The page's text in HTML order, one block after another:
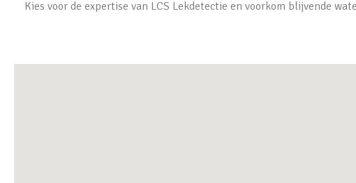
Kies voor de expertise van LCS Lekdetectie en voorkom blijvende